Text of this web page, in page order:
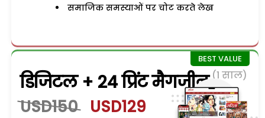
समाजिक समस्याओं पर चोट करते लेख
डिजिटल + 24 प्रिंट मैगजीन (1 साल)
USD150 USD129